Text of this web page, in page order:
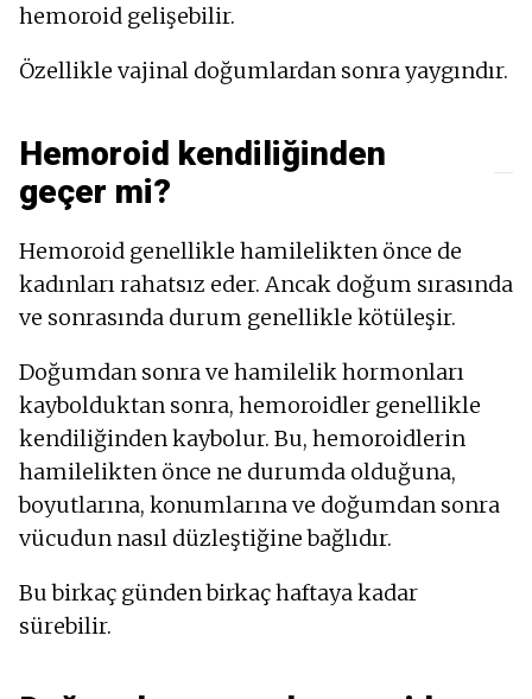
hemoroid gelişebilir.
Özellikle vajinal doğumlardan sonra yaygındır.
Hemoroid kendiliğinden
geçer mi?
Hemoroid genellikle hamilelikten önce de
kadınları rahatsız eder. Ancak doğum sırasında
ve sonrasında durum genellikle kötüleşir.
Doğumdan sonra ve hamilelik hormonları
kaybolduktan sonra, hemoroidler genellikle
kendiliğinden kaybolur. Bu, hemoroidlerin
hamilelikten önce ne durumda olduğuna,
boyutlarına, konumlarına ve doğumdan sonra
vücudun nasıl düzleştiğine bağlıdır.
Bu birkaç günden birkaç haftaya kadar
sürebilir.